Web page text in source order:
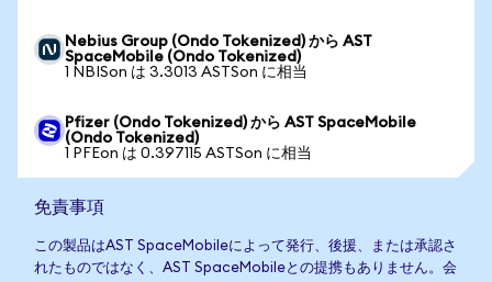
Nebius Group (Ondo Tokenized) から AST
SpaceMobile (Ondo Tokenized)
1 NBISon は 3.3013 ASTSon に相当
Pfizer (Ondo Tokenized) から AST SpaceMobile
(Ondo Tokenized)
1 PFEon は 0.397115 ASTSon に相当
免責事項
この製品はAST SpaceMobileによって発行、後援、または承認さ
れたものではなく、AST SpaceMobileとの提携もありません。会